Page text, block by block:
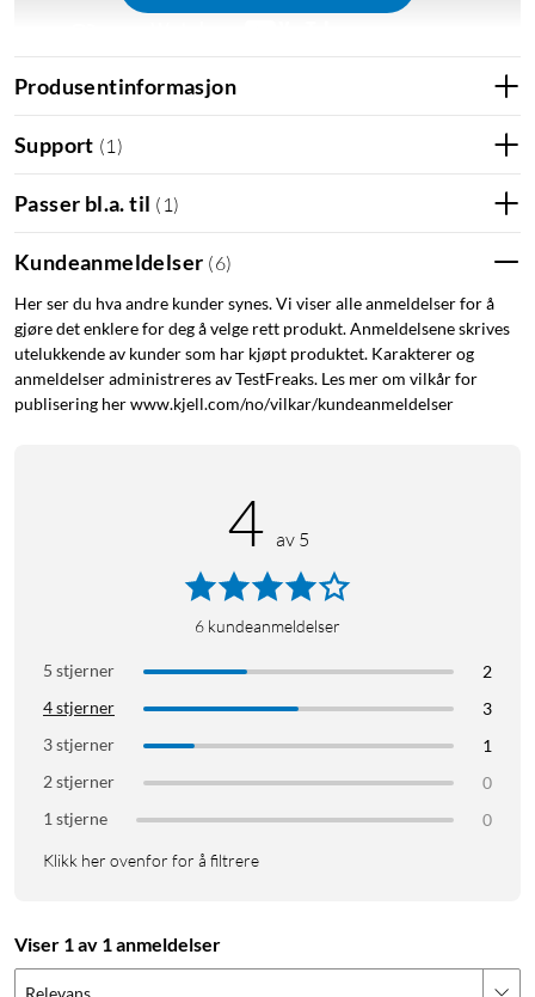
Spesifikasjoner
Knappemateriale: ABS
Anti-ghosting: Ja
Hotswap: Ja
Type brytere: Kailh Red
Kabellengde: 2 m
Mål: 360x172x44 mm
Vekt: 841 g
Produsentinformasjon
Support (1 )
Passer bl.a. til ( 1 )
Kundeanmeldelser (6)
Her ser du hva andre kunder synes. Vi viser alle anmeldelser for å
gjøre det enklere for deg å velge rett produkt. Anmeldelsene skrives
utelukkende av kunder som har kjøpt produktet. Karakterer og
anmeldelser administreres av TestFreaks. Les mer om vilkår for
publisering her www.kjell.com/no/vilkar/kundeanmeldelser
4 av 5
6 kundeanmeldelser
5 stjerner
2
4 stjerner
3
3 stjerner
1
2 stjerner
0
1 stjerne
0
Klikk her ovenfor for å filtrere
Viser 1 av 1 anmeldelser